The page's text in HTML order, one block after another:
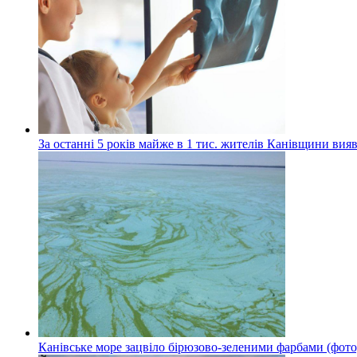
За останні 5 років майже в 1 тис. жителів Канівщини
Канівське море зацвіло бірюзово-зеленими фарбами